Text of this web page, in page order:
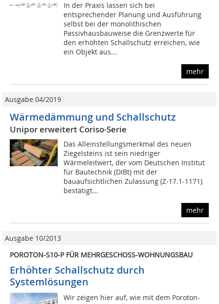
In der Praxis lassen sich bei
entsprechender Planung und Ausführung
selbst bei der monolithischen
Passivhausbauweise die Grenzwerte für
den erhöhten Schallschutz erreichen, wie
ein Objekt aus...
mehr
Ausgabe 04/2019
Wärmedämmung und Schallschutz
Unipor erweitert Coriso-Serie
Das Alleinstellungsmerkmal des neuen
Ziegelsteins ist sein niedriger
Wärmeleitwert, der vom Deutschen Institut
für Bautechnik (DIBt) mit der
bauaufsichtlichen Zulassung (Z-17.1-1171)
bestätigt...
mehr
Ausgabe 10/2013
POROTON-S10-P FÜR MEHRGESCHOSS-WOHNUNGSBAU
Erhöhter Schallschutz durch
Systemlösungen
Wir zeigen hier auf, wie mit dem Poroton-